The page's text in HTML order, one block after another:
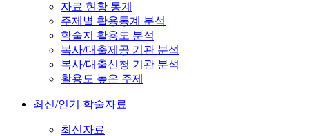
자료 현황 통계
주제별 활용통계 분석
학술지 활용도 분석
복사/대출제공 기관 분석
복사/대출신청 기관 분석
활용도 높은 주제
최신/인기 학술자료
최신자료